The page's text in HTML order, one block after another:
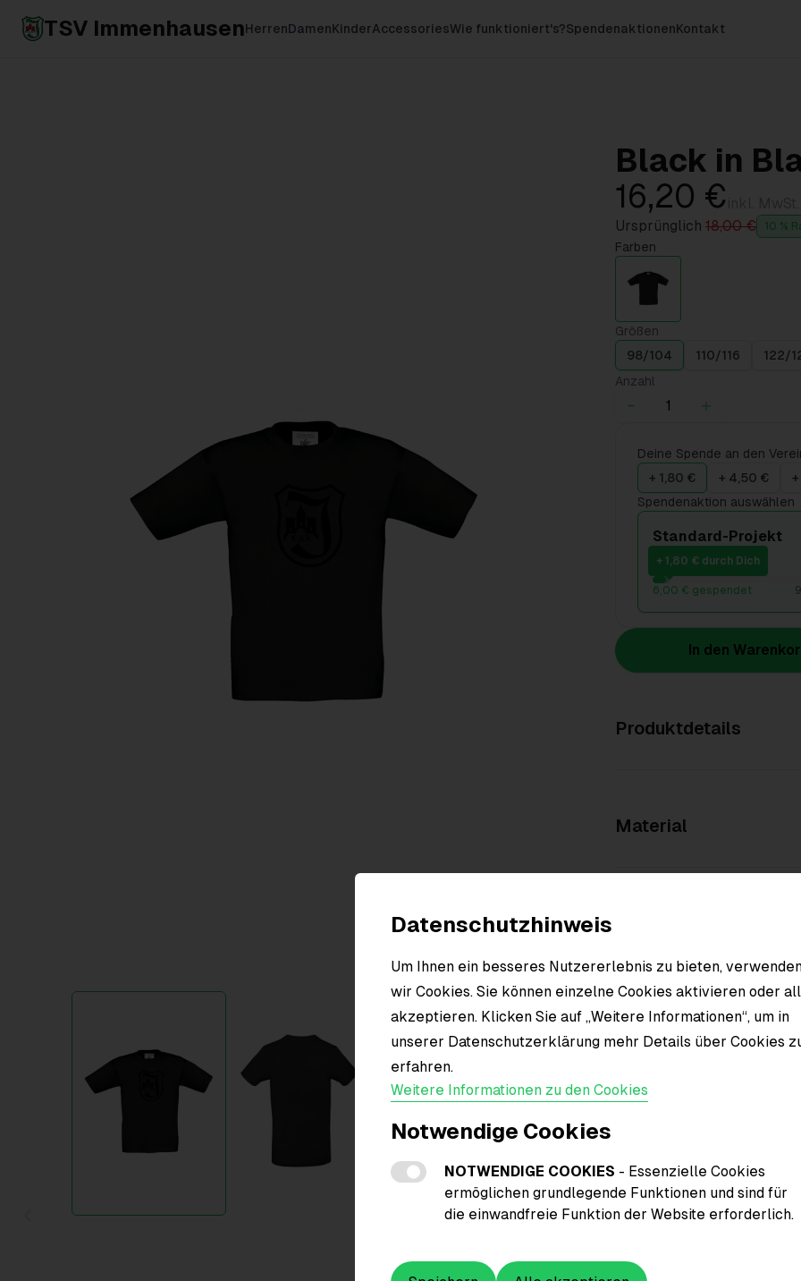
Datenschutzhinweis
Um Ihnen ein besseres Nutzererlebnis zu bieten,
wir Cookies. Sie können einzelne Cookies aktivieren oder
akzeptieren. Klicken Sie auf „Weitere Informationen“, um in
unserer Datenschutzerklärung mehr Details über Cookies
erfahren.
Weitere Informationen zu den Cookies
Notwendige Cookies
NOTWENDIGE COOKIES - Essenzielle Cookies
ermöglichen grundlegende Funktionen und sind für
die einwandfreie Funktion der Website erforderlich.
TSV ImmenhausenHerrenDamenKinderAccessoriesWie funktioniert's?SpendenaktionenKontakt
Black in
16,20 €
Ursprünglich 18,00 € 10 %
Farben
Größen
98/104
110/116 122/
Anzahl
Deine Spende an den
+ 1,80 €
+ 4,50 €
Spendenaktion auswählen
Standard-Projekt
+ 1,80 € durch Dich
6,00 € gespendet
In den
Produktdetails
Material